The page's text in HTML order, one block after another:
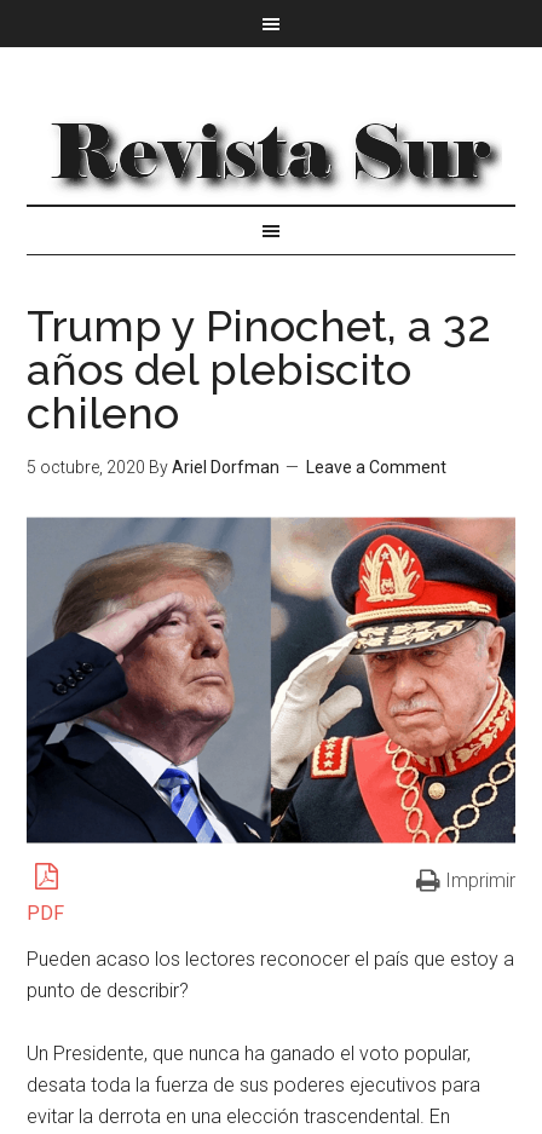
Trump y Pinochet, a 32
años del plebiscito
chileno
5 octubre, 2020 ByAriel Dorfman Leave a Comment
PDF
Imprimir
Pueden acaso los lectores reconocer el país que estoy a
punto de describir?
Un Presidente, que nunca ha ganado el voto popular,
desata toda la fuerza de sus poderes ejecutivos para
evitar la derrota en una elección trascendental. En